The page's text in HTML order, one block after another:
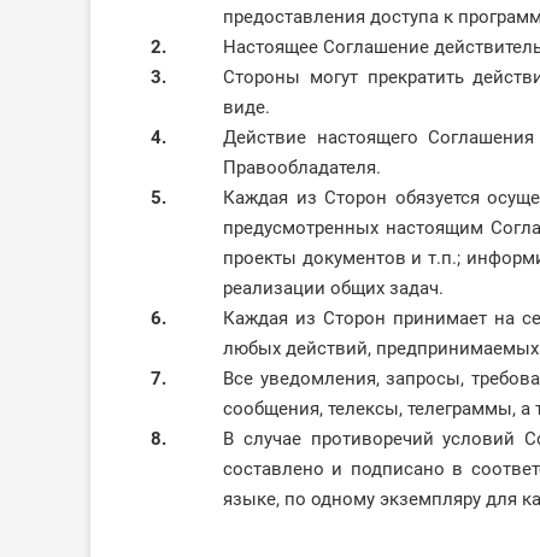
предоставления доступа к
2.
Настоящее Соглашение
3.
Стороны могут прекратить
виде.
4.
Действие настоящего
Правообладателя.
5.
Каждая из Сторон обязуется
предусмотренных настоящим
проекты документов и т.п.;
реализации общих задач.
6.
Каждая из Сторон принимает на
любых действий,
7.
Все уведомления, запросы,
сообщения, телексы, телеграммы,
8.
В случае противоречий условий
составлено и подписано в
языке, по одному экземпляру для